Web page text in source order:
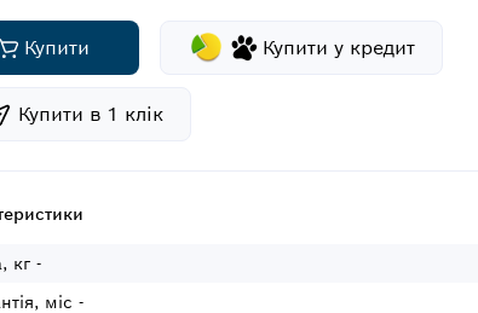
Купити Купити у кредит
Купити в 1 клiк
кг -
міс -